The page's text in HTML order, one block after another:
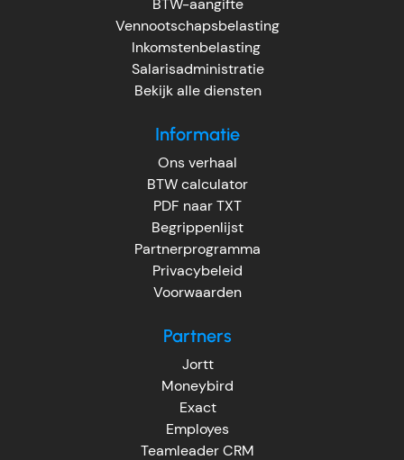
BTW-aangifte
Vennootschapsbelasting
Inkomstenbelasting
Salarisadministratie
Bekijk alle diensten
Informatie
Ons verhaal
BTW calculator
PDF naar TXT
Begrippenlijst
Partnerprogramma
Privacybeleid
Voorwaarden
Partners
Jortt
Moneybird
Exact
Employes
Teamleader CRM